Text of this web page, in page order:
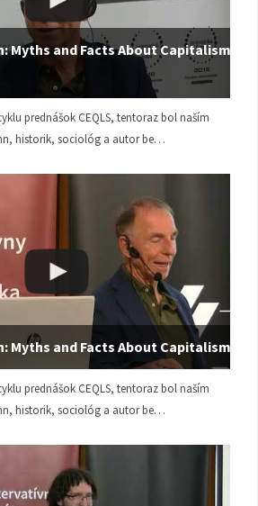
Myths and Facts About Capitalism |
prednášok CEQLS, tentoraz bol naším
historik, sociológ a autor be…
Myths and Facts About Capitalism
prednášok CEQLS, tentoraz bol naším
historik, sociológ a autor be…